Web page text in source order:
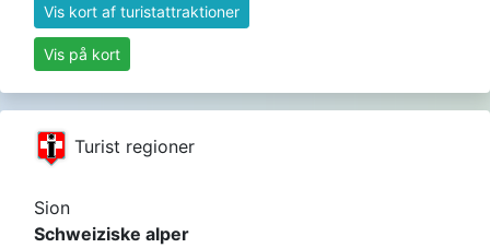
Vis kort af turistattraktioner
Vis på kort
Turist regioner
Sion
Schweiziske alper